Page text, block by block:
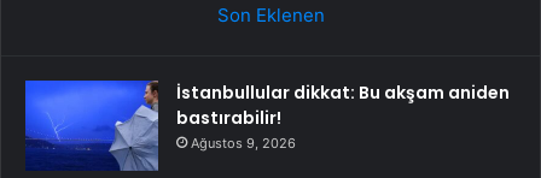
Son Eklenen
İstanbullular dikkat: Bu akşam aniden
bastırabilir!
Ağustos 9, 2026